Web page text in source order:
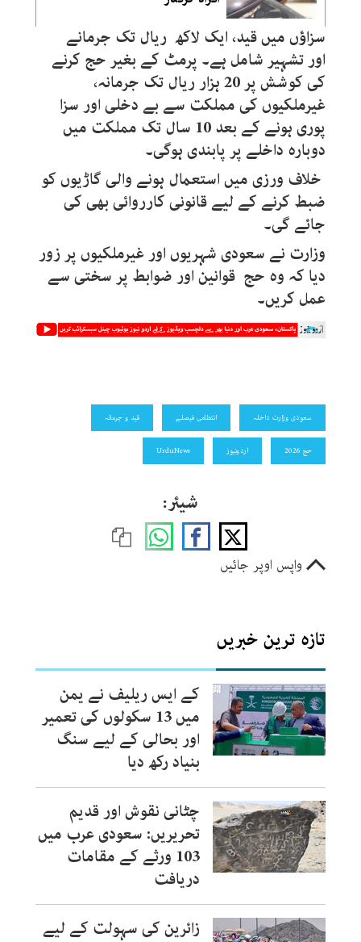
سزاؤں میں قید، ایک لاکھ ریال تک جرمانے
اور تشہیر شامل ہے۔ پرمٹ کے بغیر حج کرنے
کی کوشش پر 20 ہزار ریال تک جرمانہ،
غیرملکیوں کی مملکت سے بے دخلی اور سزا
پوری ہونے کے بعد 10 سال تک مملکت میں
دوبارہ داخلے پر پابندی ہوگی۔
خلاف ورزی میں استعمال ہونے والی گاڑیوں کو
ضبط کرنے کے لیے قانونی کارروائی بھی کی
جائے گی۔
وزارت نے سعودی شہریوں اور غیرملکیوں پر زور
دیا کہ وہ حج قوانین اور ضوابط پر سختی سے
عمل کریں۔
سعودی وزارت داخلہ انتظامی فیصلے قید و جرمانہ
حج 2026 اردونیوز UrduNews
شیئر:
واپس اوپر جائیں
تازہ ترین خبریں
کے ایس ریلیف نے یمن
میں 13 سکولوں کی تعمیر
اور بحالی کے لیے سنگ
بنیاد رکھ دیا
چٹانی نقوش اور قدیم
تحریریں: سعودی عرب میں
103 ورثے کے مقامات
دریافت
زائرین کی سہولت کے لیے